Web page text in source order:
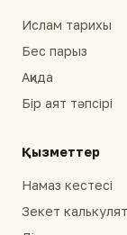
Ислам тарихы
Бес парыз
Ақида
Бір аят тәпсірі
Қызметтер
Намаз кестесі
Зекет